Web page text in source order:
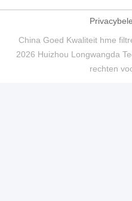
China Goed Kwaliteit hme
2026 Huizhou Longwangda
rechten